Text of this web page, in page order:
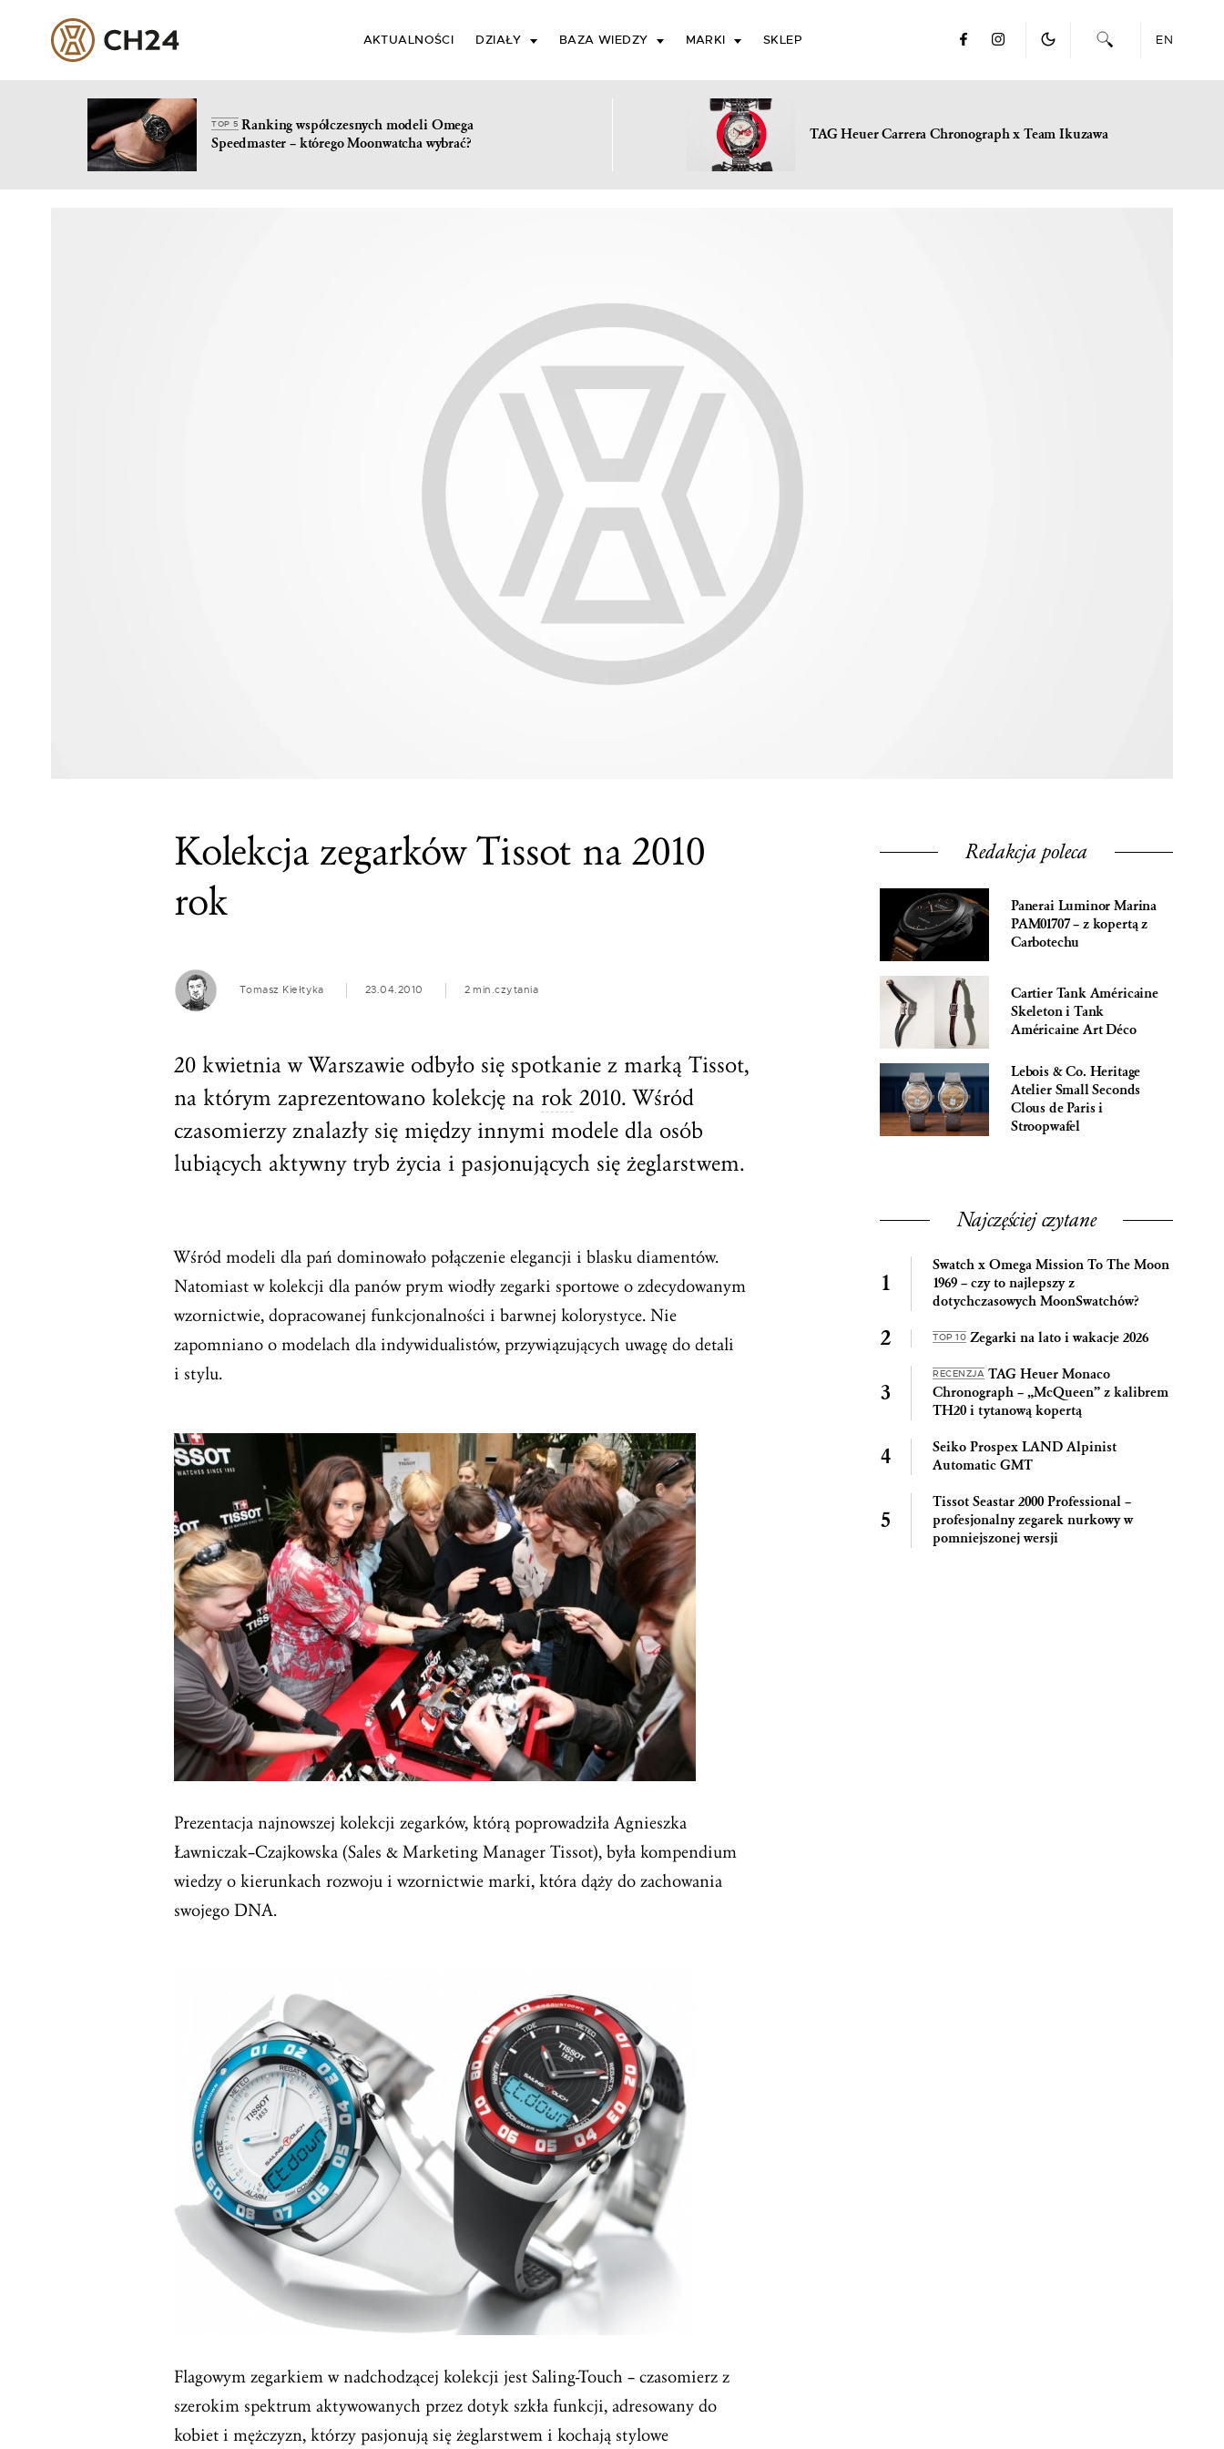
AKTUALNOŚCI DZIAŁY BAZA WIEDZY MARKI SKLEP EN
TOP 5Ranking współczesnych modeli Omega
Speedmaster – którego Moonwatcha wybrać?
TAG Heuer Carrera Chronograph x Team Ikuzawa
Kolekcja zegarków Tissot na 2010
rok
Tomasz Kiełtyka 23.04.2010 2 min.czytania
20 kwietnia w Warszawie odbyło się spotkanie z marką Tissot,
na którym zaprezentowano kolekcję na rok 2010. Wśród
czasomierzy znalazły się między innymi modele dla osób
lubiących aktywny tryb życia i pasjonujących się żeglarstwem.
Wśród modeli dla pań dominowało połączenie elegancji i blasku diamentów.
Natomiast w kolekcji dla panów prym wiodły zegarki sportowe o zdecydowanym
wzornictwie, dopracowanej funkcjonalności i barwnej kolorystyce. Nie
zapomniano o modelach dla indywidualistów, przywiązujących uwagę do detali
i stylu.
Prezentacja najnowszej kolekcji zegarków, którą poprowadziła Agnieszka
Ławniczak–Czajkowska (Sales & Marketing Manager Tissot), była kompendium
wiedzy o kierunkach rozwoju i wzornictwie marki, która dąży do zachowania
swojego DNA.
Flagowym zegarkiem w nadchodzącej kolekcji jest Saling-Touch – czasomierz z
szerokim spektrum aktywowanych przez dotyk szkła funkcji, adresowany do
kobiet i mężczyzn, którzy pasjonują się żeglarstwem i kochają stylowe
Redakcja poleca
Panerai Luminor Marina
PAM01707 – z kopertą z
Carbotechu
Cartier Tank Américaine
Skeleton i Tank
Américaine Art Déco
Lebois & Co. Heritage
Atelier Small Seconds
Clous de Paris i
Stroopwafel
Najczęściej czytane
Swatch x Omega Mission To The Moon
1969 – czy to najlepszy z
dotychczasowych MoonSwatchów?
TOP 10 Zegarki na lato i wakacje 2026
RECENZJA TAG Heuer Monaco
Chronograph – „McQueen” z kalibrem
TH20 i tytanową kopertą
Seiko Prospex LAND Alpinist
Automatic GMT
Tissot Seastar 2000 Professional –
profesjonalny zegarek nurkowy w
pomniejszonej wersji